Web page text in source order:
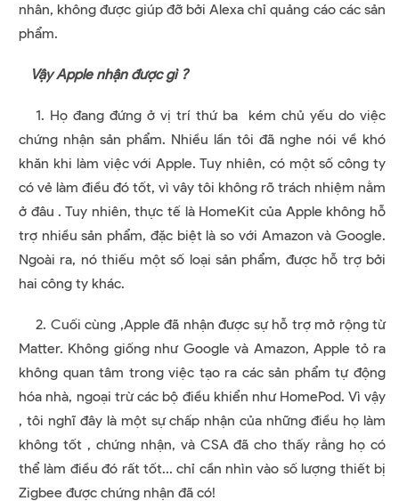
nhân, không được giúp đỡ bởi Alexa chỉ quảng cáo các sản
phẩm.
Vậy Apple nhận được gì ?
1. Họ đang đứng ở vị trí thứ ba kém chủ yếu do việc
chứng nhận sản phẩm. Nhiều lần tôi đã nghe nói về khó
khăn khi làm việc với Apple. Tuy nhiên, có một số công ty
có vẻ làm điều đó tốt, vì vây tôi không rõ trách nhiệm nằm
ở đâu . Tuy nhiên, thực tế là HomeKit của Apple không hỗ
trợ nhiều sản phẩm, đặc biệt là so với Amazon và Google.
Ngoài ra, nó thiếu một số loại sản phẩm, được hỗ trợ bởi
hai công ty khác.
2. Cuối cùng ,Apple đã nhận được sự hỗ trợ mở rộng từ
Matter. Không giống như Google và Amazon, Apple tỏ ra
không quan tâm trong việc tạo ra các sản phẩm tự động
hóa nhà, ngoại trừ các bộ điều khiển như HomePod. Vì vậy
, tôi nghĩ đây là một sự chấp nhận của những điều họ làm
không tốt , chứng nhận, và CSA đã cho thấy rằng họ có
thể làm điều đó rất tốt... chỉ cần nhìn vào số lượng thiết bị
Zigbee được chứng nhận đã có!